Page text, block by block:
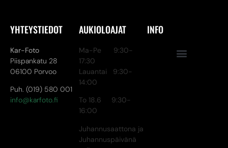
YHTEYSTIEDOT
Kar-Foto
Piispankatu 28
06100 Porvoo
Puh. (019) 580 001
info@karfoto.fi
AUKIOLOAJAT
Ma-Pe 9:30-
17:30
Lauantai 9:30-
14:00
To 18.6 9:30-
16:00
Juhannusaattona ja
Juhannuspäivänä
INFO